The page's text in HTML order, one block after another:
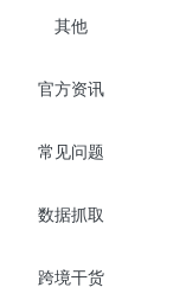
其他
官方资讯
常见问题
数据抓取
跨境干货